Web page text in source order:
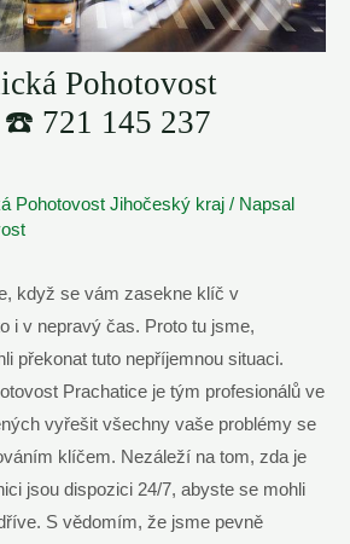
Pohotovost
☎️ 721 145 237
Pohotovost Jihočeský kraj / Napsal
když se vám zasekne klíč v
i v nepravý čas. Proto tu jsme,
překonat tuto nepříjemnou situaci.
Prachatice je tým profesionálů ve
vyřešit všechny vaše problémy se
klíčem. Nezáleží na tom, zda je
jsou dispozici 24/7, abyste se mohli
S vědomím, že jsme pevně